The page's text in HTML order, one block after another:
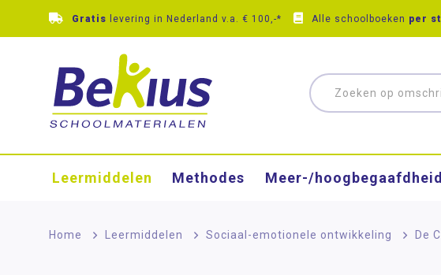
Gratis levering in Nederland v.a. € 100,-* Alle schoolboeken per
Leermiddelen Methodes Meer-/hoog­begaafdheid
Home > Leermiddelen > Sociaal-emotionele ontwikkeling > De